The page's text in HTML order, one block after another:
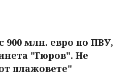
900 млн. евро по ПВУ,
"Гюров". Не
плажовете"